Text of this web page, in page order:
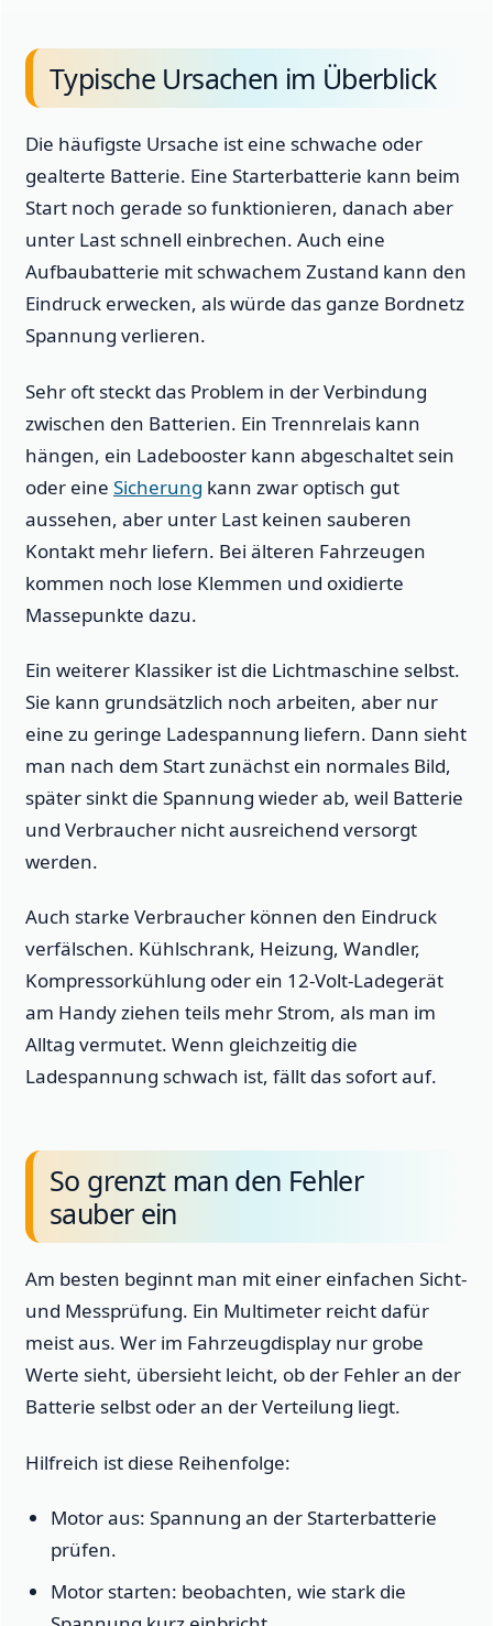
Typische Ursachen im Überblick
Die häufigste Ursache ist eine schwache oder
gealterte Batterie. Eine Starterbatterie kann beim
Start noch gerade so funktionieren, danach aber
unter Last schnell einbrechen. Auch eine
Aufbaubatterie mit schwachem Zustand kann den
Eindruck erwecken, als würde das ganze Bordnetz
Spannung verlieren.
Sehr oft steckt das Problem in der Verbindung
zwischen den Batterien. Ein Trennrelais kann
hängen, ein Ladebooster kann abgeschaltet sein
oder eine Sicherung kann zwar optisch gut
aussehen, aber unter Last keinen sauberen
Kontakt mehr liefern. Bei älteren Fahrzeugen
kommen noch lose Klemmen und oxidierte
Massepunkte dazu.
Ein weiterer Klassiker ist die Lichtmaschine selbst.
Sie kann grundsätzlich noch arbeiten, aber nur
eine zu geringe Ladespannung liefern. Dann sieht
man nach dem Start zunächst ein normales Bild,
später sinkt die Spannung wieder ab, weil Batterie
und Verbraucher nicht ausreichend versorgt
werden.
Auch starke Verbraucher können den Eindruck
verfälschen. Kühlschrank, Heizung, Wandler,
Kompressorkühlung oder ein 12-Volt-Ladegerät
am Handy ziehen teils mehr Strom, als man im
Alltag vermutet. Wenn gleichzeitig die
Ladespannung schwach ist, fällt das sofort auf.
So grenzt man den Fehler
sauber ein
Am besten beginnt man mit einer einfachen Sicht-
und Messprüfung. Ein Multimeter reicht dafür
meist aus. Wer im Fahrzeugdisplay nur grobe
Werte sieht, übersieht leicht, ob der Fehler an der
Batterie selbst oder an der Verteilung liegt.
Hilfreich ist diese Reihenfolge:
Motor aus: Spannung an der Starterbatterie
prüfen.
Motor starten: beobachten, wie stark die